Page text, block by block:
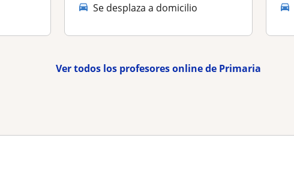
Se desplaza a domicilio
Ver todos los profesores online de Primaria